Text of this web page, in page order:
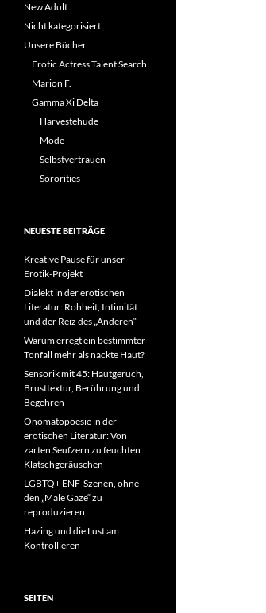
New Adult
Nicht kategorisiert
Unsere Bücher
Erotic Actress Talent Search
Marion F.
Gamma Xi Delta
Harvestehude
Mode
Selbstvertrauen
Sororities
NEUESTE BEITRÄGE
Kreative Pause für unser
Erotik-Projekt
Dialekt in der erotischen
Literatur: Rohheit, Intimität
und der Reiz des „Anderen“
Warum erregt ein bestimmter
Tonfall mehr als nackte Haut?
Sensorik mit 45: Hautgeruch,
Brusttextur, Berührung und
Begehren
Onomatopoesie in der
erotischen Literatur: Von
zarten Seufzern zu feuchten
Klatschgeräuschen
LGBTQ+ ENF-Szenen, ohne
den „Male Gaze“ zu
reproduzieren
Hazing und die Lust am
Kontrollieren
SEITEN